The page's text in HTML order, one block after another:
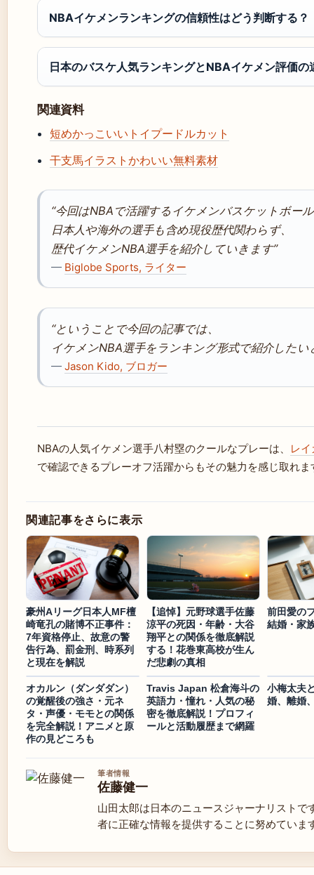
NBAイケメンランキングの信頼性はどう判断する？
日本のバスケ人気ランキングとNBAイケメン評価の
関連資料
短めかっこいいトイプードルカット
干支馬イラストかわいい無料素材
“今回はNBAで活躍するイケメンバスケットボー
日本人や海外の選手も含め現役歴代関わらず、
歴代イケメンNBA選手を紹介していきます”
— Biglobe Sports, ライター
“ということで今回の記事では、
イケメンNBA選手をランキング形式で紹介したい
— Jason Kido, ブロガー
NBAの人気イケメン選手八村塁のクールなプレーは、
レ
で確認できるプレーオフ活躍からもその魅力を感じ取れま
関連記事をさらに表示
豪州Aリーグ日本人MF檀
崎竜孔の賭博不正事件：
7年資格停止、故意の警
告行為、罰金刑、時系列
と現在を解説
【追悼】元野球選手佐藤
涼平の死因・年齢・大谷
翔平との関係を徹底解説
する！花巻東高校が生ん
だ悲劇の真相
前田愛の
結婚・家
オカルン（ダンダダン）
の覚醒後の強さ・元ネ
タ・声優・モモとの関係
を完全解説！アニメと原
作の見どころも
Travis Japan 松倉海斗の
英語力・憧れ・人気の秘
密を徹底解説！プロフィ
ールと活動履歴まで網羅
小梅太夫
婚、離婚
筆者情報
佐藤健一
山田太郎は日本のニュースジャーナリスト
者に正確な情報を提供することに努めていま